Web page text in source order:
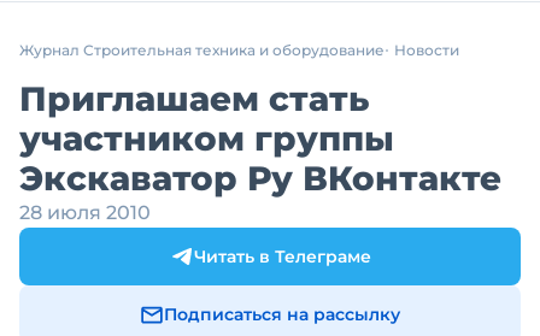
Журнал Строительная техника и оборудование Новости
Приглашаем стать
участником группы
Экскаватор Ру ВКонтакте
28 июля 2010
Читать в Телеграме
Подписаться на рассылку